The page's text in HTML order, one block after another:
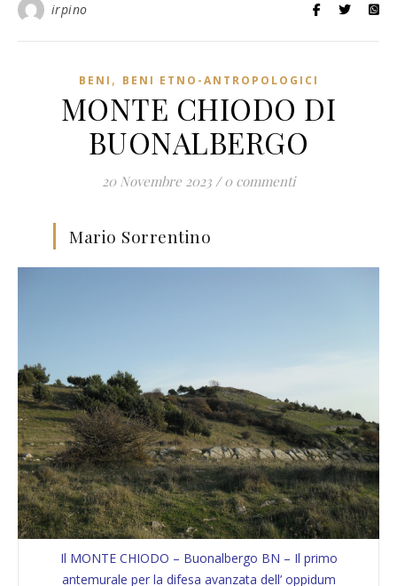
irpino
BENI , BENI ETNO-ANTROPOLOGICI
MONTE CHIODO DI
BUONALBERGO
20 Novembre 2023 / 0 commenti
Mario Sorrentino
Il MONTE CHIODO – Buonalbergo BN – Il primo
antemurale per la difesa avanzata dell’ oppidum